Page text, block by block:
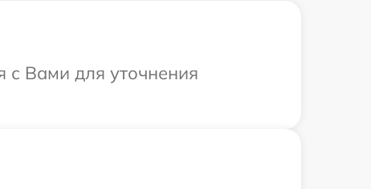
с Вами для уточнения